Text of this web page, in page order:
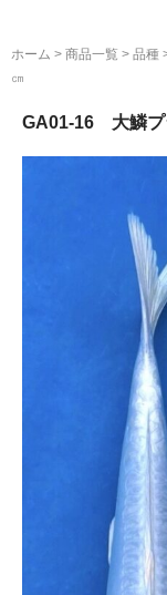
ホーム > 商品一覧 > 品種
㎝
GA01-16 大鱗